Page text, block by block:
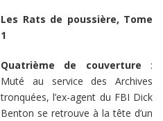
Les Rats de poussière, Tome
1
Quatrième de couverture :
Muté au service des Archives
tronquées, l’ex-agent du FBI Dick
Benton se retrouve à la tête d’un